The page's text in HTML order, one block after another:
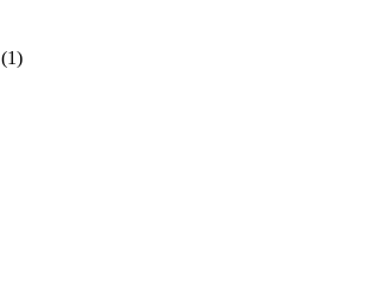
(1)